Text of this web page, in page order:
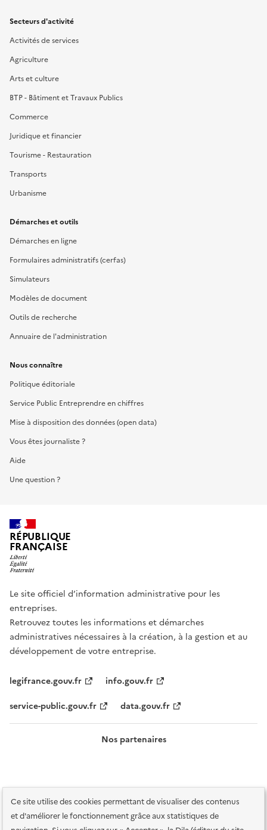
Ce site utilise des cookies permettant de visualiser des contenus
et d'améliorer le fonctionnement grâce aux statistiques de
Secteurs d'activité
Activités de services
Agriculture
Arts et culture
BTP - Bâtiment et Travaux Publics
Commerce
Juridique et financier
Tourisme - Restauration
Transports
Urbanisme
Démarches et outils
Démarches en ligne
Formulaires administratifs (cerfas)
Simulateurs
Modèles de document
Outils de recherche
Annuaire de l'administration
Nous connaître
Politique éditoriale
Service Public Entreprendre en chiffres
Mise à disposition des données (open data)
Vous êtes journaliste ?
Aide
Une question ?
RÉPUBLIQUE
FRANÇAISE
Le site officiel d’information administrative pour les
entreprises.
Retrouvez toutes les informations et démarches
administratives nécessaires à la création, à la gestion et au
développement de votre entreprise.
legifrance.gouv.fr
info.gouv.fr
service-public.gouv.fr
data.gouv.fr
Nos partenaires